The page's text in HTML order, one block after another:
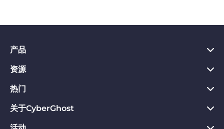
产品
PC VPN应用
Chrome VPN应用
Mac VPN应用
Android VPN应用
资源
VPN是什么
Privacy Hub
隐私保护工具
热门
CyberGhost VPN评价
VPN免费试用
关于CyberGhost